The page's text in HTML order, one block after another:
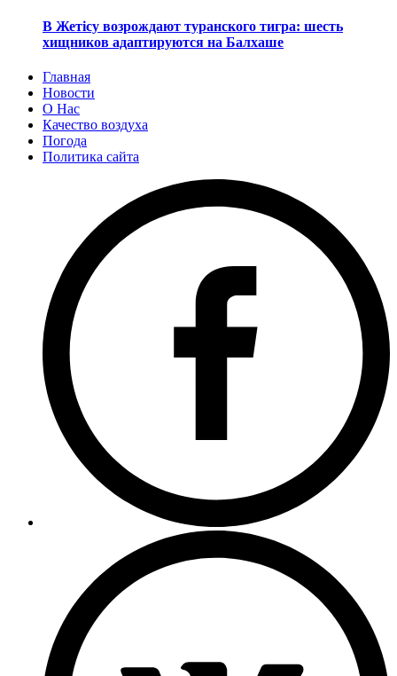
В Жетісу возрождают туранского тигра: шесть
хищников адаптируются на Балхаше
Главная
Новости
О Нас
Качество воздуха
Погода
Политика сайта